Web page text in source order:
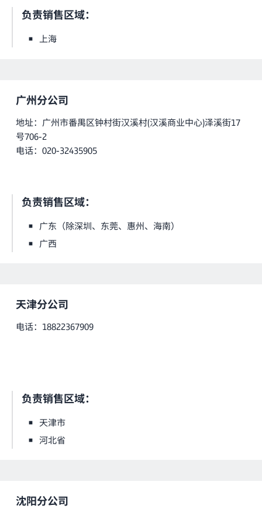
负责销售区域：
上海
广州分公司
地址：广州市番禺区钟村街汉溪村(汉溪商业中心)泽溪街17
号706-2
电话：020-32435905
负责销售区域：
广东（除深圳、东莞、惠州、海南）
广西
天津分公司
电话：18822367909
负责销售区域：
天津市
河北省
沈阳分公司